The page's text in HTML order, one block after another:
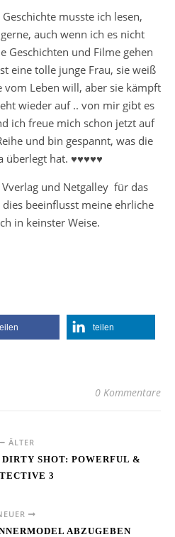
musste ich lesen,
auch wenn ich es nicht
Geschichten und Filme gehen
eine tolle junge Frau, sie weiß
vom Leben will, aber sie kämpft
wieder auf .. von mir gibt es
ich freue mich schon jetzt auf
und bin gespannt, was die
überlegt hat. ♥♥♥♥♥
und Netgalley für das
beeinflusst meine ehrliche
in keinster Weise.
teilen
0 Kommentare
ÄLTER
SHOT: POWERFUL &
3
ABZUGEBEN